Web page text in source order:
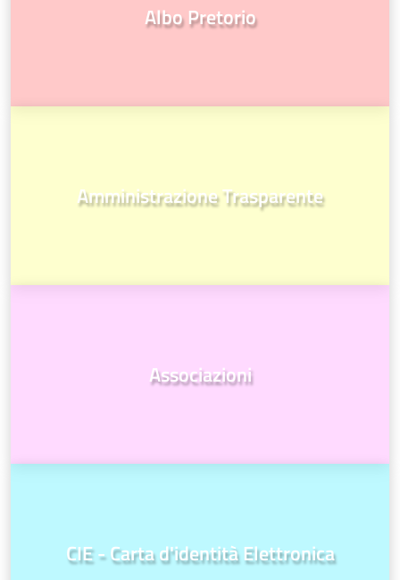
Albo Pretorio
Amministrazione Trasparente
Associazioni
CIE - Carta d'identità Elettronica